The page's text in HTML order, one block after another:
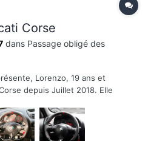
Corse
dans Passage obligé des
Lorenzo, 19 ans et
depuis Juillet 2018. Elle
Pour l’intérieur (cuir): - Volant